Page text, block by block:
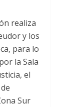
realiza
y los
para lo
la Sala
el
Sur